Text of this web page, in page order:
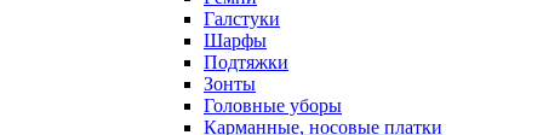
Галстуки
Шарфы
Подтяжки
Зонты
Головные уборы
Карманные, носовые платки